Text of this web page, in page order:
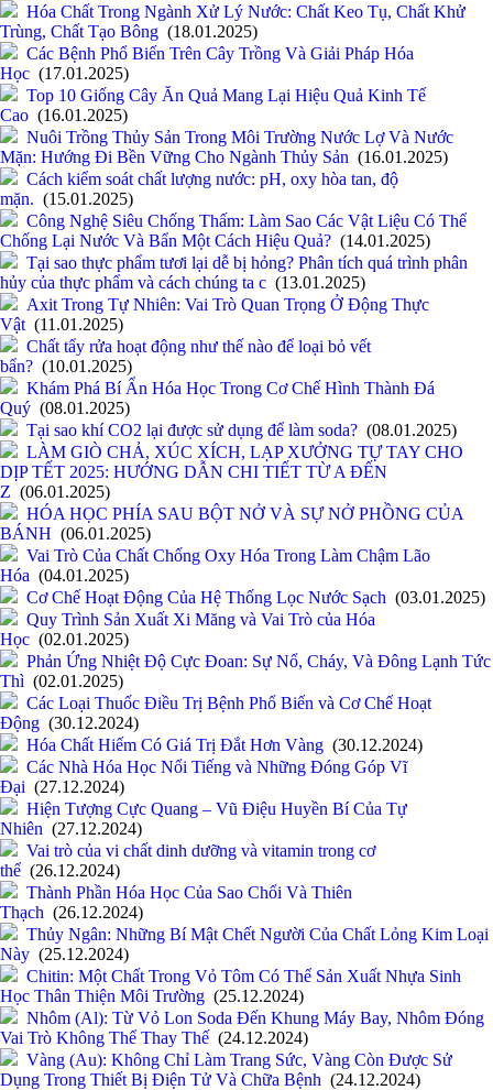
Hóa Chất Trong Ngành Xử Lý Nước: Chất Keo Tụ, Chất Khử
Trùng, Chất Tạo Bông (18.01.2025)
Các Bệnh Phổ Biến Trên Cây Trồng Và Giải Pháp Hóa
Học (17.01.2025)
Top 10 Giống Cây Ăn Quả Mang Lại Hiệu Quả Kinh Tế
Cao (16.01.2025)
Nuôi Trồng Thủy Sản Trong Môi Trường Nước Lợ Và Nước
Mặn: Hướng Đi Bền Vững Cho Ngành Thủy Sản (16.01.2025)
Cách kiểm soát chất lượng nước: pH, oxy hòa tan, độ
mặn. (15.01.2025)
Công Nghệ Siêu Chống Thấm: Làm Sao Các Vật Liệu Có Thể
Chống Lại Nước Và Bẩn Một Cách Hiệu Quả? (14.01.2025)
Tại sao thực phẩm tươi lại dễ bị hỏng? Phân tích quá trình phân
hủy của thực phẩm và cách chúng ta c (13.01.2025)
Axit Trong Tự Nhiên: Vai Trò Quan Trọng Ở Động Thực
Vật (11.01.2025)
Chất tẩy rửa hoạt động như thế nào để loại bỏ vết
bẩn? (10.01.2025)
Khám Phá Bí Ẩn Hóa Học Trong Cơ Chế Hình Thành Đá
Quý (08.01.2025)
Tại sao khí CO2 lại được sử dụng để làm soda? (08.01.2025)
LÀM GIÒ CHẢ, XÚC XÍCH, LẠP XƯỞNG TỰ TAY CHO
DỊP TẾT 2025: HƯỚNG DẪN CHI TIẾT TỪ A ĐẾN
Z (06.01.2025)
HÓA HỌC PHÍA SAU BỘT NỞ VÀ SỰ NỞ PHỒNG CỦA
BÁNH (06.01.2025)
Vai Trò Của Chất Chống Oxy Hóa Trong Làm Chậm Lão
Hóa (04.01.2025)
Cơ Chế Hoạt Động Của Hệ Thống Lọc Nước Sạch (03.01.2025)
Quy Trình Sản Xuất Xi Măng và Vai Trò của Hóa
Học (02.01.2025)
Phản Ứng Nhiệt Độ Cực Đoan: Sự Nổ, Cháy, Và Đông Lạnh Tức
Thì (02.01.2025)
Các Loại Thuốc Điều Trị Bệnh Phổ Biến và Cơ Chế Hoạt
Động (30.12.2024)
Hóa Chất Hiếm Có Giá Trị Đắt Hơn Vàng (30.12.2024)
Các Nhà Hóa Học Nổi Tiếng và Những Đóng Góp Vĩ
Đại (27.12.2024)
Hiện Tượng Cực Quang – Vũ Điệu Huyền Bí Của Tự
Nhiên (27.12.2024)
Vai trò của vi chất dinh dưỡng và vitamin trong cơ
thể (26.12.2024)
Thành Phần Hóa Học Của Sao Chổi Và Thiên
Thạch (26.12.2024)
Thủy Ngân: Những Bí Mật Chết Người Của Chất Lỏng Kim Loại
Này (25.12.2024)
Chitin: Một Chất Trong Vỏ Tôm Có Thể Sản Xuất Nhựa Sinh
Học Thân Thiện Môi Trường (25.12.2024)
Nhôm (Al): Từ Vỏ Lon Soda Đến Khung Máy Bay, Nhôm Đóng
Vai Trò Không Thể Thay Thế (24.12.2024)
Vàng (Au): Không Chỉ Làm Trang Sức, Vàng Còn Được Sử
Dụng Trong Thiết Bị Điện Tử Và Chữa Bệnh (24.12.2024)